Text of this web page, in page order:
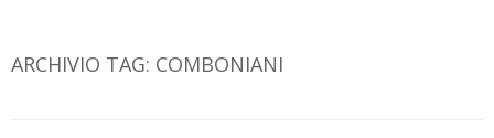
ARCHIVIO TAG: COMBONIANI